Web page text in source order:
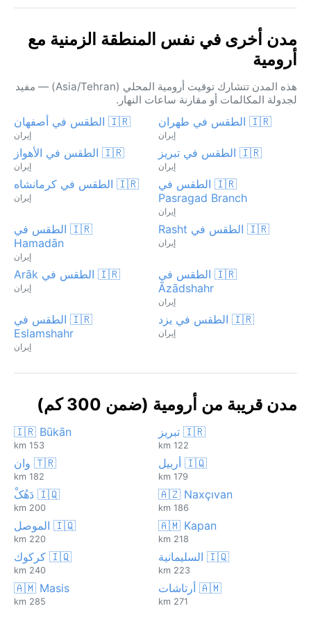
مدن أخرى في نفس المنطقة الزمنية مع
أرومية
هذه المدن تتشارك توقيت أرومية المحلي (Asia/Tehran) — مفيد
لجدولة المكالمات أو مقارنة ساعات النهار.
🇮🇷 الطقس في طهران
إيران
🇮🇷 الطقس في أصفهان
إيران
🇮🇷 الطقس في تبريز
إيران
🇮🇷 الطقس في الأهواز
إيران
🇮🇷 الطقس في
Pasragad Branch
إيران
🇮🇷 الطقس في كرمانشاه
إيران
🇮🇷 الطقس في Rasht
إيران
🇮🇷 الطقس في
Hamadān
إيران
🇮🇷 الطقس في
Āzādshahr
إيران
🇮🇷 الطقس في Arāk
إيران
🇮🇷 الطقس في يزد
إيران
🇮🇷 الطقس في
Eslamshahr
إيران
مدن قريبة من أرومية (ضمن 300 كم)
🇮🇷 تبريز
122 km
🇮🇷 Būkān
153 km
🇮🇶 أربيل
179 km
🇹🇷 وان
182 km
🇦🇿 Naxçıvan
186 km
🇮🇶 دَهُکْ
200 km
🇦🇲 Kapan
218 km
🇮🇶 الموصل
220 km
🇮🇶 السليمانية
223 km
🇮🇶 كركوك
240 km
🇦🇲 أرتاشات
271 km
🇦🇲 Masis
285 km